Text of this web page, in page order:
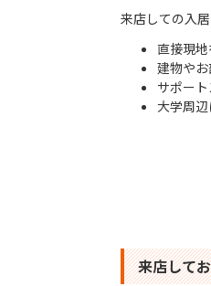
来店しての⼊
直接現
建物や
サポー
⼤学周
来店して